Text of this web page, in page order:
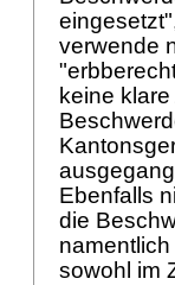
verwende
keine
Ebenfalls
die
sowohl im